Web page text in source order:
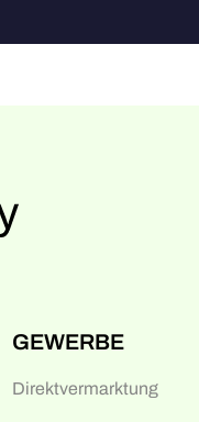
GEWERBE
Direktvermarktung